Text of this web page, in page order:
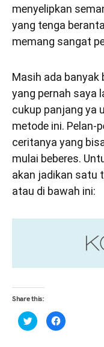
menyelipkan
yang tenga
memang sangat
Masih ada banyak
yang pernah saya
cukup panjang ya
metode ini. Pelan-
ceritanya yang
mulai beberes.
akan jadikan satu
atau di bawah ini:
Share this:
Click
to
share
Click
to